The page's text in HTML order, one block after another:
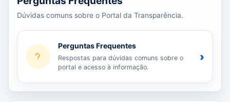
Dúvidas comuns sobre o Portal da Transparência.
Perguntas Frequentes
Respostas para dúvidas comuns sobre o
portal e acesso à informação.
›